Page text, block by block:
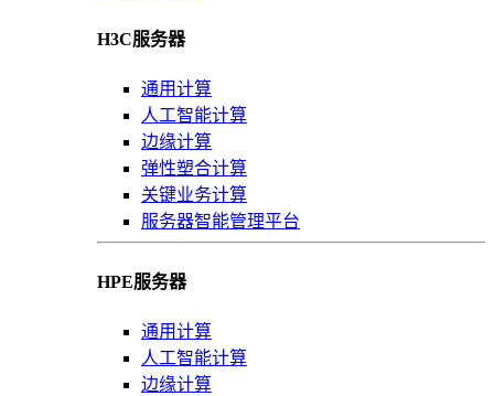
H3C服务器
通用计算
人工智能计算
边缘计算
弹性塑合计算
关键业务计算
服务器智能管理平台
HPE服务器
通用计算
人工智能计算
边缘计算